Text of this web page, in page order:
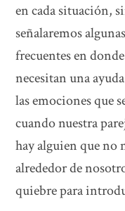
en cada situación,
señalaremos
frecuentes en
necesitan una
las emociones que
cuando nuestra
hay alguien que no
alrededor de
quiebre para